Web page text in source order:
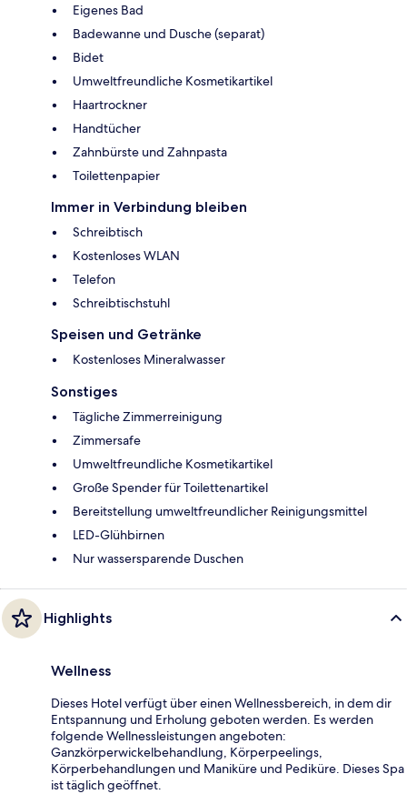
Eigenes Bad
Badewanne und Dusche (separat)
Bidet
Umweltfreundliche Kosmetikartikel
Haartrockner
Handtücher
Zahnbürste und Zahnpasta
Toilettenpapier
Immer in Verbindung bleiben
Schreibtisch
Kostenloses WLAN
Telefon
Schreibtischstuhl
Speisen und Getränke
Kostenloses Mineralwasser
Sonstiges
Tägliche Zimmerreinigung
Zimmersafe
Umweltfreundliche Kosmetikartikel
Große Spender für Toilettenartikel
Bereitstellung umweltfreundlicher Reinigungsmittel
LED-Glühbirnen
Nur wassersparende Duschen
Highlights
Wellness
Dieses Hotel verfügt über einen Wellnessbereich, in dem dir
Entspannung und Erholung geboten werden. Es werden
folgende Wellnessleistungen angeboten:
Ganzkörperwickelbehandlung, Körperpeelings,
Körperbehandlungen und Maniküre und Pediküre. Dieses Spa
ist täglich geöffnet.